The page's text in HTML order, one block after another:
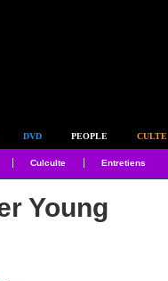
DVD PEOPLE CULTE
Culculte Entretiens
Young